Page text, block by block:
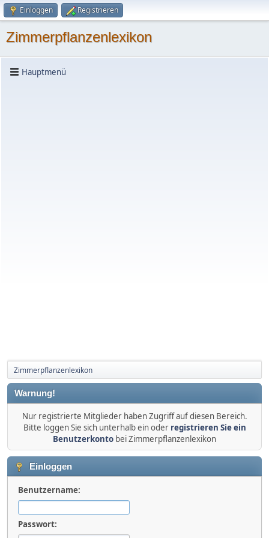
Einloggen Registrieren
Zimmerpflanzenlexikon
Hauptmenü
Zimmerpflanzenlexikon
Warnung!
Nur registrierte Mitglieder haben Zugriff auf diesen Bereich.
Bitte loggen Sie sich unterhalb ein oder registrieren Sie ein
Benutzerkonto bei Zimmerpflanzenlexikon
Einloggen
Benutzername:
Passwort: